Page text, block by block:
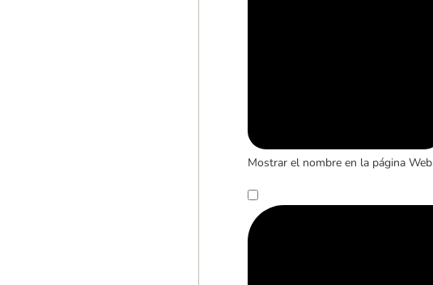
Mostrar el nombre en la página Web